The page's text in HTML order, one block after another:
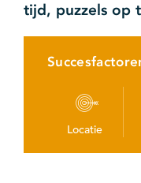
tijd, puzzels op
Locatie